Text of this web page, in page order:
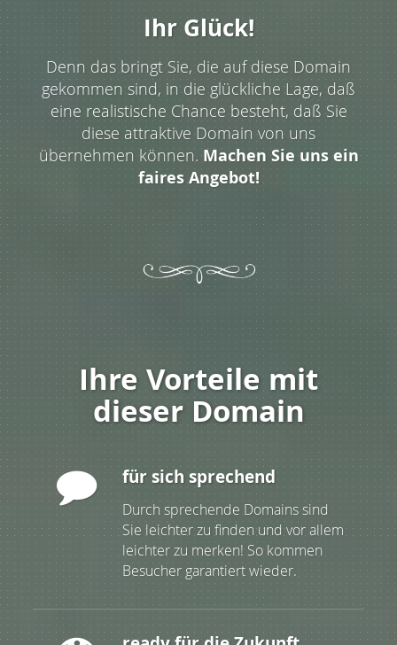
Ihr Glück!
Denn das bringt Sie, die auf diese Domain
gekommen sind, in die glückliche Lage, daß
eine realistische Chance besteht, daß Sie
diese attraktive Domain von uns
übernehmen können.Machen Sie uns ein
faires Angebot!
Ihre Vorteile mit
dieser Domain
für sich sprechend
Durch sprechende Domains sind
Sie leichter zu finden und vor allem
leichter zu merken! So kommen
Besucher garantiert wieder.